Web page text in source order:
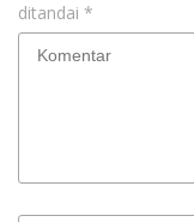
ditandai *